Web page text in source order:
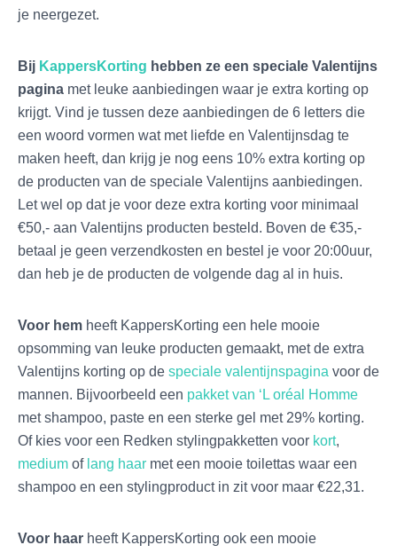
je neergezet.
Bij KappersKorting hebben ze een speciale Valentijns
pagina met leuke aanbiedingen waar je extra korting op
krijgt. Vind je tussen deze aanbiedingen de 6 letters die
een woord vormen wat met liefde en Valentijnsdag te
maken heeft, dan krijg je nog eens 10% extra korting op
de producten van de speciale Valentijns aanbiedingen.
Let wel op dat je voor deze extra korting voor minimaal
€50,- aan Valentijns producten besteld. Boven de €35,-
betaal je geen verzendkosten en bestel je voor 20:00uur,
dan heb je de producten de volgende dag al in huis.
Voor hem heeft KappersKorting een hele mooie
opsomming van leuke producten gemaakt, met de extra
Valentijns korting op de speciale valentijnspagina voor de
mannen. Bijvoorbeeld een pakket van ‘L oréal Homme
met shampoo, paste en een sterke gel met 29% korting.
Of kies voor een Redken stylingpakketten voor kort,
medium of lang haar met een mooie toilettas waar een
shampoo en een stylingproduct in zit voor maar €22,31.
Voor haar heeft KappersKorting ook een mooie